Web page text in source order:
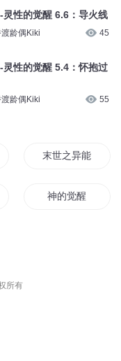
灵性的觉醒 6.6：导火线
龄偶Kiki 45
灵性的觉醒 5.4：怀抱过
龄偶Kiki 55
末世之异能觉醒
神的觉醒
所有